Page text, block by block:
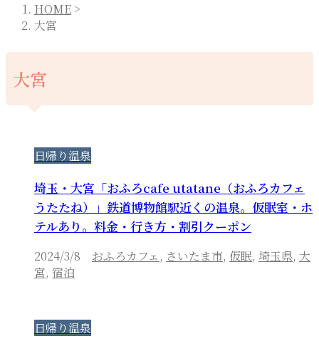
HOME >
大宮
大宮
日帰り温泉
埼玉・大宮「おふろcafe utatane（おふろカフェ
うたたね）」鉄道博物館駅近くの温泉。仮眠室・ホ
テルあり。料金・行き方・割引クーポン
2024/3/8 おふろカフェ , さいたま市, 仮眠, 埼玉県, 大
宮, 宿泊
日帰り温泉